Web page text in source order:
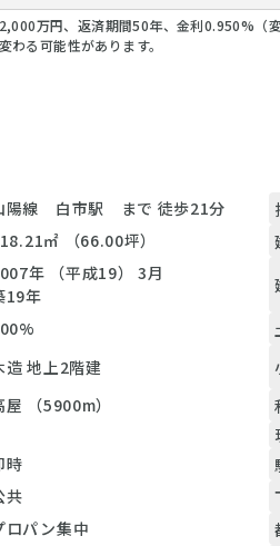
万円、返済期間50年、金利0.950%（
る可能性があります。
陽線 白市駅 まで 徒歩21分
㎡ （66.00坪）
年 （平成19） 3月
19年
造 地上2階建
屋 （5900m）
時
共
ロパン集中